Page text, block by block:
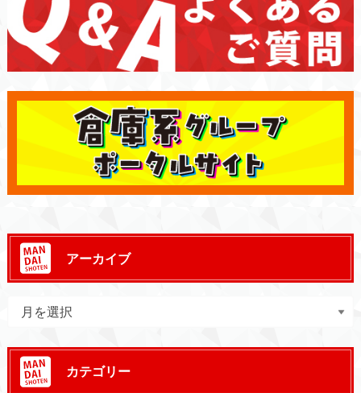
アーカイブ
カテゴリー